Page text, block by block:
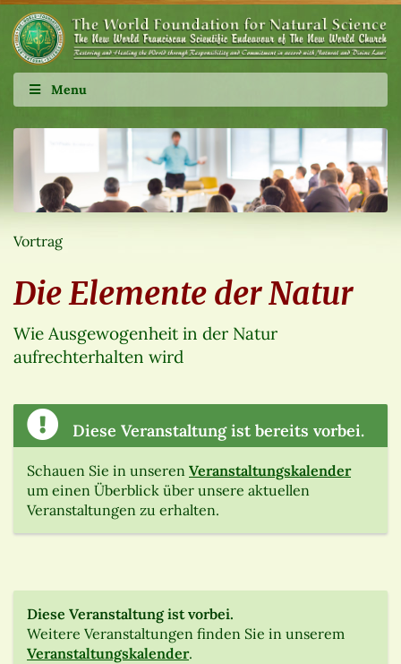
Menu
Vortrag
Die Elemente der Natur
Wie Ausgewogenheit in der Natur
aufrechterhalten wird
Diese Veranstaltung ist bereits vorbei.
Schauen Sie in unseren Veranstaltungskalender
um einen Überblick über unsere aktuellen
Veranstaltungen zu erhalten.
Diese Veranstaltung ist vorbei.
Weitere Veranstaltungen finden Sie in unserem
Veranstaltungskalender.